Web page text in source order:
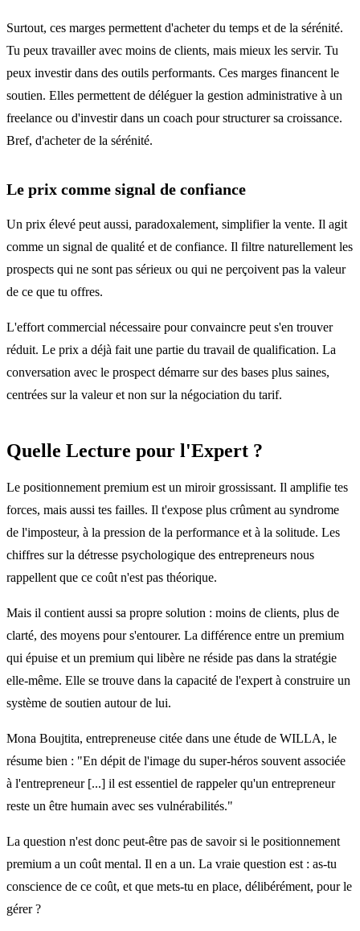
Surtout, ces marges permettent d'acheter du temps et de la sérénité.
Tu peux travailler avec moins de clients, mais mieux les servir. Tu
peux investir dans des outils performants. Ces marges financent le
soutien. Elles permettent de déléguer la gestion administrative à un
freelance ou d'investir dans un coach pour structurer sa croissance.
Bref, d'acheter de la sérénité.
Le prix comme signal de confiance
Un prix élevé peut aussi, paradoxalement, simplifier la vente. Il agit
comme un signal de qualité et de confiance. Il filtre naturellement les
prospects qui ne sont pas sérieux ou qui ne perçoivent pas la valeur
de ce que tu offres.
L'effort commercial nécessaire pour convaincre peut s'en trouver
réduit. Le prix a déjà fait une partie du travail de qualification. La
conversation avec le prospect démarre sur des bases plus saines,
centrées sur la valeur et non sur la négociation du tarif.
Quelle Lecture pour l'Expert ?
Le positionnement premium est un miroir grossissant. Il amplifie tes
forces, mais aussi tes failles. Il t'expose plus crûment au syndrome
de l'imposteur, à la pression de la performance et à la solitude. Les
chiffres sur la détresse psychologique des entrepreneurs nous
rappellent que ce coût n'est pas théorique.
Mais il contient aussi sa propre solution : moins de clients, plus de
clarté, des moyens pour s'entourer. La différence entre un premium
qui épuise et un premium qui libère ne réside pas dans la stratégie
elle-même. Elle se trouve dans la capacité de l'expert à construire un
système de soutien autour de lui.
Mona Boujtita, entrepreneuse citée dans une étude de WILLA, le
résume bien : "En dépit de l'image du super-héros souvent associée
à l'entrepreneur [...] il est essentiel de rappeler qu'un entrepreneur
reste un être humain avec ses vulnérabilités."
La question n'est donc peut-être pas de savoir si le positionnement
premium a un coût mental. Il en a un. La vraie question est : as-tu
conscience de ce coût, et que mets-tu en place, délibérément, pour le
gérer ?